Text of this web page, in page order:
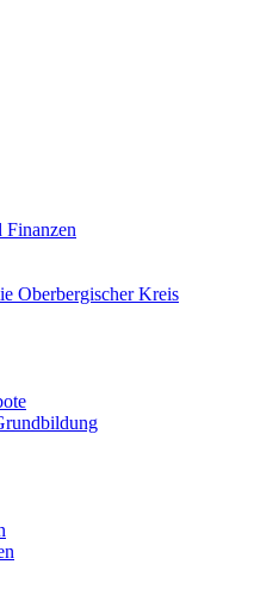
Oberbergischer Kreis